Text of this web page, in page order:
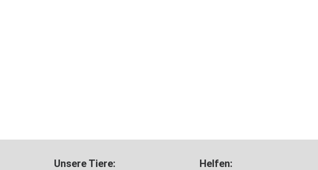
Unsere Tiere: Helfen: